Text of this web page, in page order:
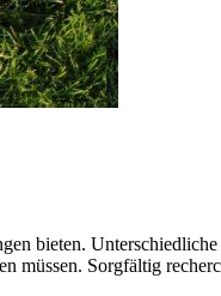
bieten.
müssen. Sorgfältig